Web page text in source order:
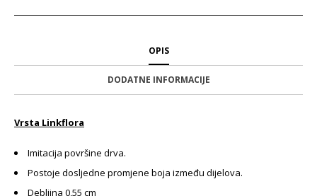
OPIS
DODATNE INFORMACIJE
Vrsta Linkflora
Imitacija površine drva.
Postoje dosljedne promjene boja između dijelova.
Debljina 0,55 cm